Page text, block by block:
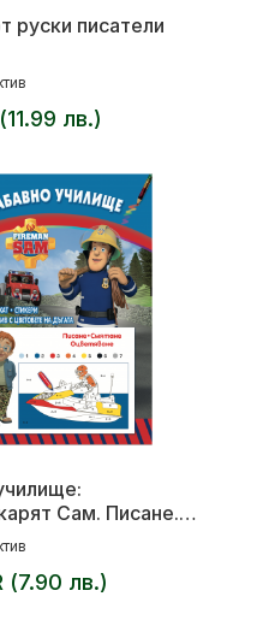
руски писатели
лв.)
Сам. Писане.
(7.90 лв.)